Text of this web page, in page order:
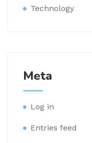
Technology
Meta
Log in
Entries feed